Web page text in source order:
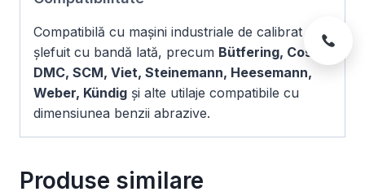
Compatibilă cu mașini industriale de calibrat și
șlefuit cu bandă lată, precum Bütfering, Costa,
DMC, SCM, Viet, Steinemann, Heesemann,
Weber, Kündig și alte utilaje compatibile cu
dimensiunea benzii abrazive.
Produse similare